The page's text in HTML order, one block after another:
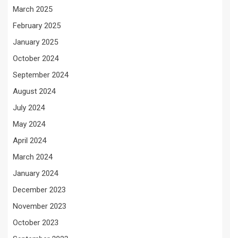
March 2025
February 2025
January 2025
October 2024
September 2024
August 2024
July 2024
May 2024
April 2024
March 2024
January 2024
December 2023
November 2023
October 2023